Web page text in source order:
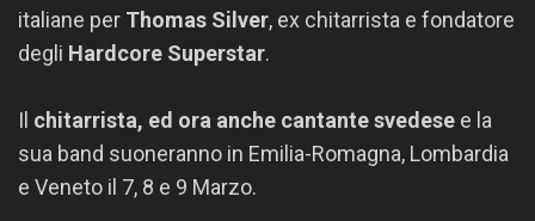
italiane per Thomas Silver, ex chitarrista e fondatore
degli Hardcore Superstar.
Il chitarrista, ed ora anche cantante svedese e la
sua band suoneranno in Emilia-Romagna, Lombardia
e Veneto il 7, 8 e 9 Marzo.